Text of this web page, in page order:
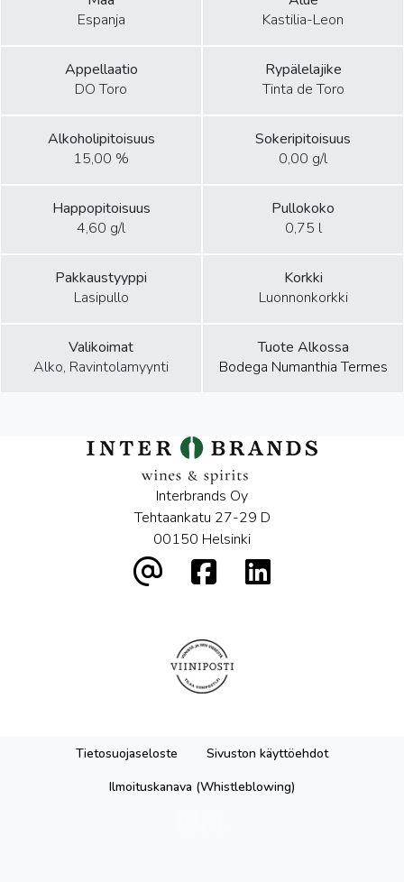
Espanja
Kastilia-Leon
Appellaatio
DO Toro
Rypälelajike
Tinta de Toro
Alkoholipitoisuus
15,00 %
Sokeripitoisuus
0,00 g/l
Happopitoisuus
4,60 g/l
Pullokoko
0,75 l
Pakkaustyyppi
Lasipullo
Korkki
Luonnonkorkki
Valikoimat
Alko, Ravintolamyynti
Tuote Alkossa
Bodega Numanthia Termes
Interbrands Oy
Tehtaankatu 27-29 D
00150 Helsinki
Tietosuojaseloste
Sivuston käyttöehdot
Ilmoituskanava (Whistleblowing)